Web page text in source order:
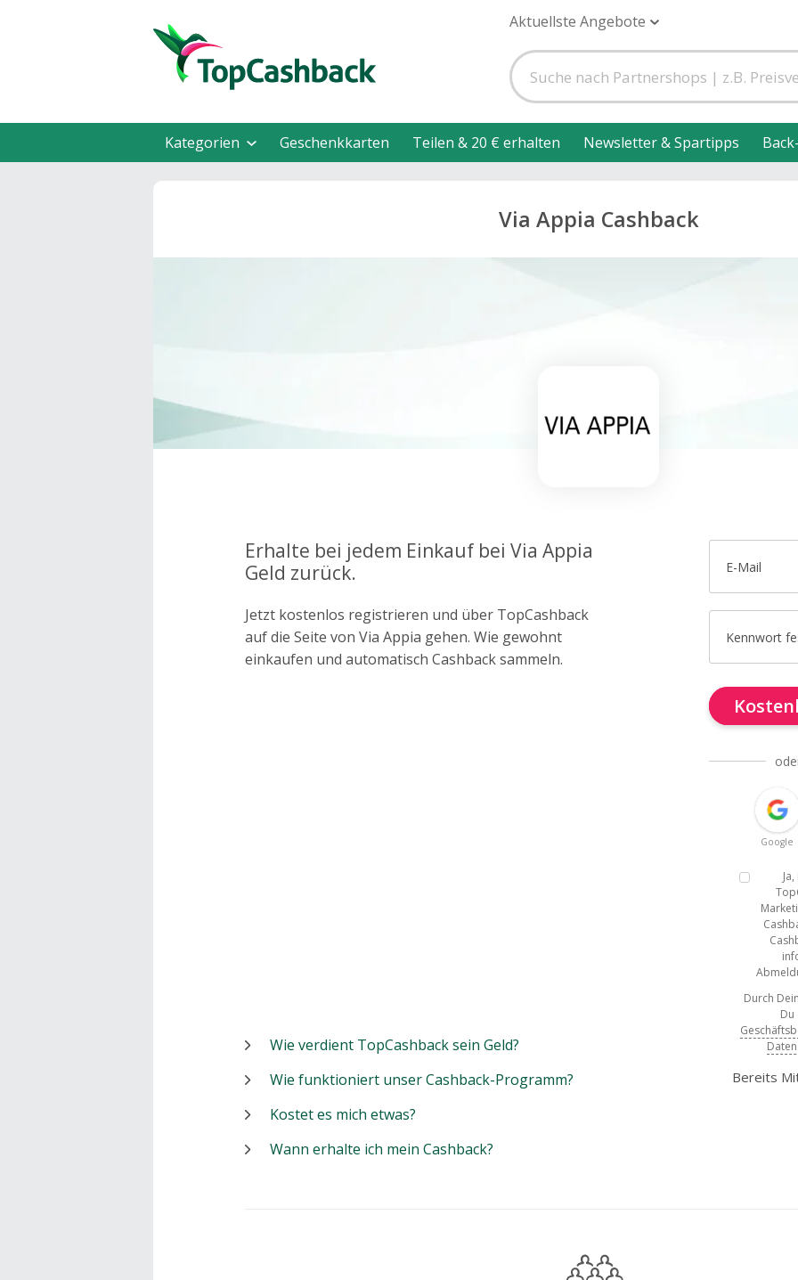
Aktuellste Angebote
Kategorien Geschenkkarten Teilen & 20 € erhalten Newsletter & Spartipps
Via Appia Cashback
Erhalte bei jedem Einkauf bei Via Appia
Geld zurück.
Jetzt kostenlos registrieren und über TopCashback
auf die Seite von Via Appia gehen. Wie gewohnt
einkaufen und automatisch Cashback sammeln.
E-Mail
Kennwort
Google
Durch
Bereits
Wie verdient TopCashback sein Geld?
Wie funktioniert unser Cashback-Programm?
Kostet es mich etwas?
Wann erhalte ich mein Cashback?